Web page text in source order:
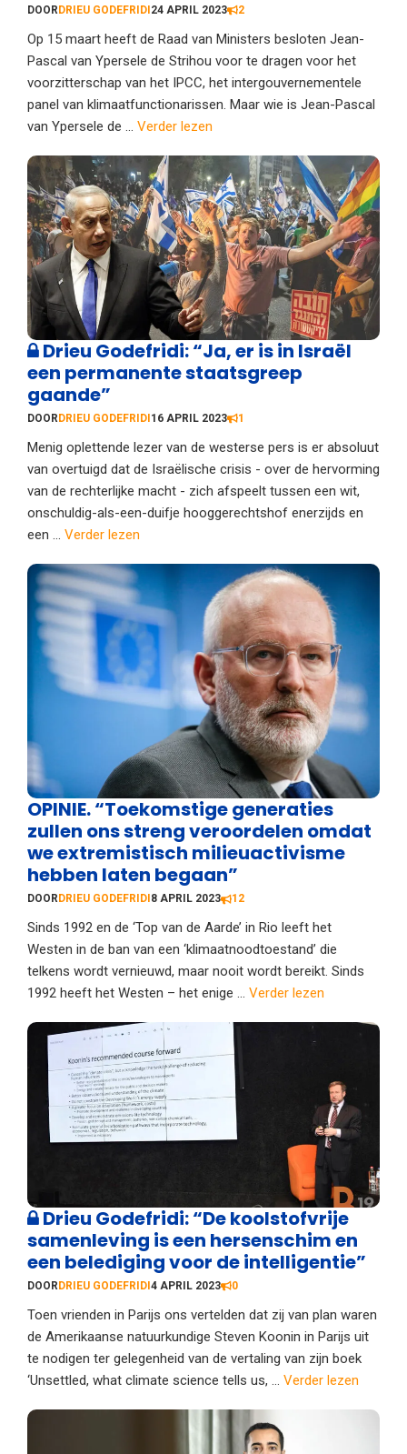
DOORDRIEU GODEFRIDI24 APRIL 2023 2
Op 15 maart heeft de Raad van Ministers besloten Jean-
Pascal van Ypersele de Strihou voor te dragen voor het
voorzitterschap van het IPCC, het intergouvernementele
panel van klimaatfunctionarissen. Maar wie is Jean-Pascal
van Ypersele de ... Verder lezen
Drieu Godefridi: “Ja, er is in Israël
een permanente staatsgreep
gaande”
DOORDRIEU GODEFRIDI16 APRIL 2023 1
Menig oplettende lezer van de westerse pers is er absoluut
van overtuigd dat de Israëlische crisis - over de hervorming
van de rechterlijke macht - zich afspeelt tussen een wit,
onschuldig-als-een-duifje hooggerechtshof enerzijds en
een ... Verder lezen
OPINIE. “Toekomstige generaties
zullen ons streng veroordelen omdat
we extremistisch milieuactivisme
hebben laten begaan”
DOOR DRIEU GODEFRIDI 8 APRIL 2023 12
Sinds 1992 en de ‘Top van de Aarde’ in Rio leeft het
Westen in de ban van een ‘klimaatnoodtoestand’ die
telkens wordt vernieuwd, maar nooit wordt bereikt. Sinds
1992 heeft het Westen – het enige ... Verder lezen
Drieu Godefridi: “De koolstofvrije
samenleving is een hersenschim en
een belediging voor de intelligentie”
DOORDRIEU GODEFRIDI4 APRIL 2023 0
Toen vrienden in Parijs ons vertelden dat zij van plan waren
de Amerikaanse natuurkundige Steven Koonin in Parijs uit
te nodigen ter gelegenheid van de vertaling van zijn boek
‘Unsettled, what climate science tells us, ... Verder lezen